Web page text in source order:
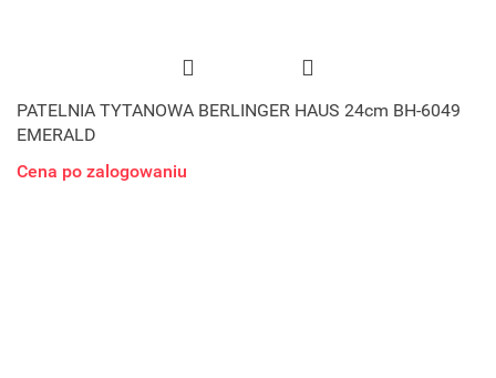
PATELNIA TYTANOWA BERLINGER HAUS 24cm BH-6049
EMERALD
Cena po zalogowaniu